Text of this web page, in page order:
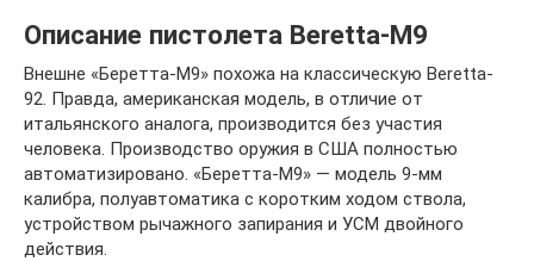
Описание пистолета Beretta-M9
Внешне «Беретта-М9» похожа на классическую Beretta-
92. Правда, американская модель, в отличие от
итальянского аналога, производится без участия
человека. Производство оружия в США полностью
автоматизировано. «Беретта-М9» — модель 9-мм
калибра, полуавтоматика с коротким ходом ствола,
устройством рычажного запирания и УСМ двойного
действия.